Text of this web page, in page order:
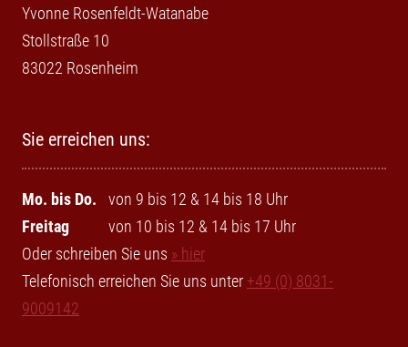
Yvonne Rosenfeldt-Watanabe
Stollstraße 10
83022 Rosenheim
Sie erreichen uns:
Mo. bis Do.
von 9 bis 12 & 14 bis 18 Uhr
Freitag
von 10 bis 12 & 14 bis 17 Uhr
Oder schreiben Sie uns » hier
Telefonisch erreichen Sie uns unter +49 (0) 8031-
9009142